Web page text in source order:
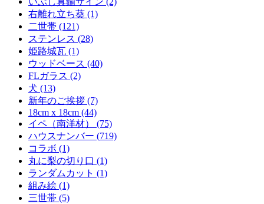
右離れ立ち葵 (1)
二世帯 (121)
ステンレス (28)
姫路城瓦 (1)
ウッドベース (40)
FLガラス (2)
犬 (13)
新年のご挨拶 (7)
18cm x 18cm (44)
イペ（南洋材） (75)
ハウスナンバー (719)
コラボ (1)
丸に梨の切り口 (1)
ランダムカット (1)
組み絵 (1)
三世帯 (5)